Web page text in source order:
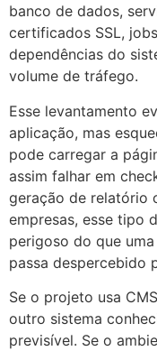
banco de dados,
certificados SSL,
dependências do
volume de tráfego.
Esse levantamento
aplicação, mas
pode carregar a
assim falhar em
geração de relatório
empresas, esse tipo
perigoso do que
passa despercebido
Se o projeto usa
outro sistema
previsível. Se o